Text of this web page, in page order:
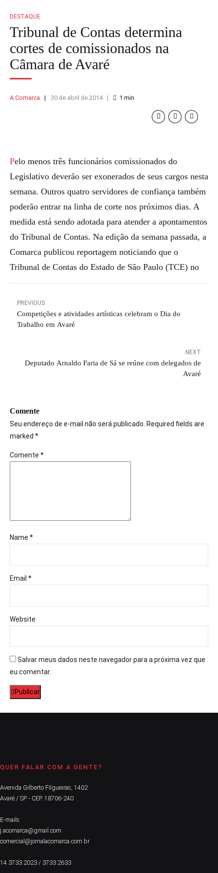
DESTAQUE
Tribunal de Contas determina
cortes de comissionados na
Câmara de Avaré
A Comarca 30 de abril de 2014 1 min
Pelo menos três funcionários comissionados do
Legislativo deverão ser exonerados de seus cargos nesta
semana. Outros quatro servidores de confiança também
poderão entrar na linha de corte nos próximos dias. A
medida está sendo adotada para atender a apontamentos
do Tribunal de Contas. Na edição da semana passada, a
Comarca publicou reportagem noticiando que o
Tribunal de Contas do Estado de São Paulo (TCE) no
PREVIOUS
Competições e atividades artísticas celebram o Dia do
Trabalho em Avaré
NEXT
Deputado Arnaldo Faria de Sá se reúne com delegados de
Avaré
Comente
Seu endereço de e-mail não será publicado. Required fields are
marked *
Comente *
Name *
Email *
Website
Salvar meus dados neste navegador para a próxima vez que
eu comentar.
Publicar
QUER FALAR COM A GENTE?
Avenida Gilberto Filgueiras, 1402
Avaré / SP - CEP. 18706-240
E-mails:
j.acomarca@gmail.com
comercial@jornalacomarca.com.br
14 3733.2023 / 3733.2633